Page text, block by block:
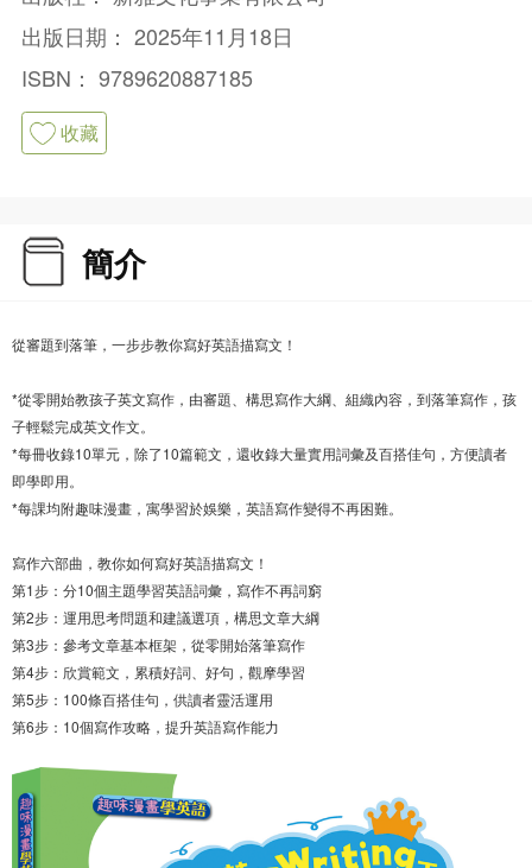
出版日期： 2025年11月18日
ISBN： 9789620887185
收藏
簡介
從審題到落筆，一步步教你寫好英語描寫文！
*從零開始教孩子英文寫作，由審題、構思寫作大綱、組織內容，到落筆寫作，孩
子輕鬆完成英文作文。
*每冊收錄10單元，除了10篇範文，還收錄大量實用詞彙及百搭佳句，方便讀者
即學即用。
*每課均附趣味漫畫，寓學習於娛樂，英語寫作變得不再困難。
寫作六部曲，教你如何寫好英語描寫文！
第1步：分10個主題學習英語詞彙，寫作不再詞窮
第2步：運用思考問題和建議選項，構思文章大綱
第3步：參考文章基本框架，從零開始落筆寫作
第4步：欣賞範文，累積好詞、好句，觀摩學習
第5步：100條百搭佳句，供讀者靈活運用
第6步：10個寫作攻略，提升英語寫作能力